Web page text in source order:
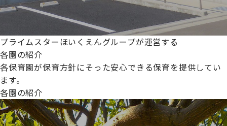
プライムスターほいくえんグループが運営する
各園の紹介
各保育園が保育方針にそった安心できる保育を提供してい
ます。
各園の紹介